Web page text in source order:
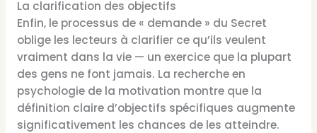
La clarification des objectifs
Enfin, le processus de « demande » du Secret
oblige les lecteurs à clarifier ce qu’ils veulent
vraiment dans la vie — un exercice que la plupart
des gens ne font jamais. La recherche en
psychologie de la motivation montre que la
définition claire d’objectifs spécifiques augmente
significativement les chances de les atteindre.